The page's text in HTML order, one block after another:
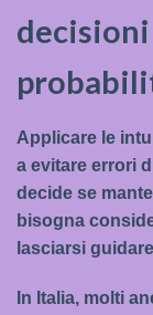
Applicare le
a evitare errori
decide se
bisogna
lasciarsi
In Italia, molti